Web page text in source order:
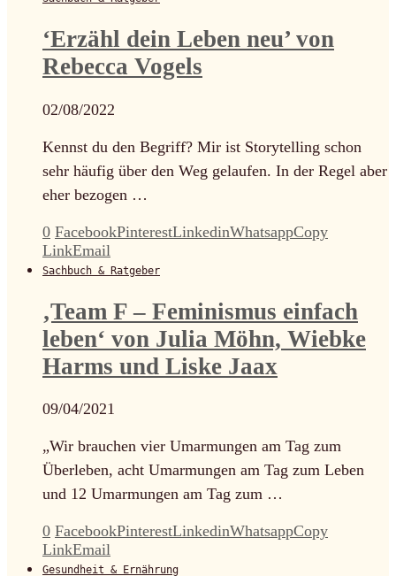
‘Erzähl dein Leben neu’ von
Rebecca Vogels
02/08/2022
Kennst du den Begriff? Mir ist Storytelling schon
sehr häufig über den Weg gelaufen. In der Regel aber
eher bezogen …
0 FacebookPinterestLinkedinWhatsappCopy
LinkEmail
Sachbuch & Ratgeber
‚Team F – Feminismus einfach
leben‘ von Julia Möhn, Wiebke
Harms und Liske Jaax
09/04/2021
„Wir brauchen vier Umarmungen am Tag zum
Überleben, acht Umarmungen am Tag zum Leben
und 12 Umarmungen am Tag zum …
0 FacebookPinterestLinkedinWhatsappCopy
LinkEmail
Gesundheit & Ernährung